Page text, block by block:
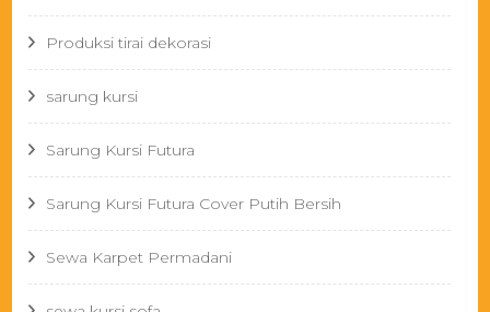
Produksi tirai dekorasi
sarung kursi
Sarung Kursi Futura
Sarung Kursi Futura Cover Putih Bersih
Sewa Karpet Permadani